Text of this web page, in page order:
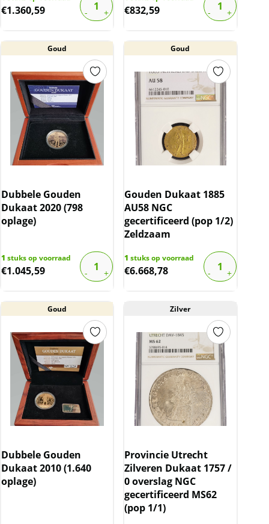
€1.360,59 €832,59
Goud
Dubbele Gouden
Dukaat 2020 (798
oplage)
1 stuks op voorraad
€1.045,59
Goud
Gouden Dukaat 1885
AU58 NGC
gecertificeerd (pop 1/2)
Zeldzaam
1 stuks op voorraad
€6.668,78
Goud
Dubbele Gouden
Dukaat 2010 (1.640
oplage)
Zilver
Provincie Utrecht
Zilveren Dukaat 1757 /
0 overslag NGC
gecertificeerd MS62
(pop 1/1)